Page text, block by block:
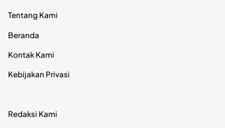
Tentang Kami
Beranda
Kontak Kami
Kebijakan Privasi
Redaksi Kami